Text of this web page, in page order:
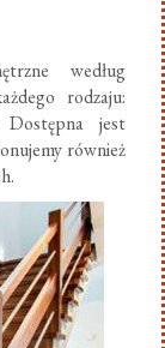
według
rodzaju:
Dostępna jest
również